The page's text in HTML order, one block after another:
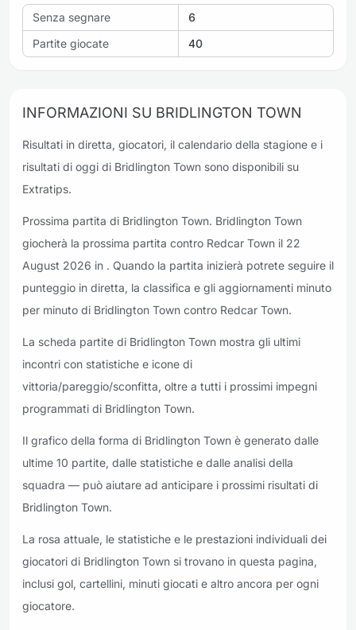
Senza segnare
6
Partite giocate
40
INFORMAZIONI SU BRIDLINGTON TOWN
Risultati in diretta, giocatori, il calendario della stagione e i
risultati di oggi di Bridlington Town sono disponibili su
Extratips.
Prossima partita di Bridlington Town. Bridlington Town
giocherà la prossima partita contro Redcar Town il 22
August 2026 in . Quando la partita inizierà potrete seguire il
punteggio in diretta, la classifica e gli aggiornamenti minuto
per minuto di Bridlington Town contro Redcar Town.
La scheda partite di Bridlington Town mostra gli ultimi
incontri con statistiche e icone di
vittoria/pareggio/sconfitta, oltre a tutti i prossimi impegni
programmati di Bridlington Town.
Il grafico della forma di Bridlington Town è generato dalle
ultime 10 partite, dalle statistiche e dalle analisi della
squadra — può aiutare ad anticipare i prossimi risultati di
Bridlington Town.
La rosa attuale, le statistiche e le prestazioni individuali dei
giocatori di Bridlington Town si trovano in questa pagina,
inclusi gol, cartellini, minuti giocati e altro ancora per ogni
giocatore.